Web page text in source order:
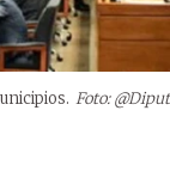
Foto: